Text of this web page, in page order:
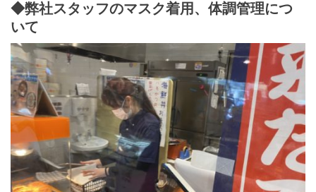
◆弊社スタッフのマスク着用、体調管理につ
いて